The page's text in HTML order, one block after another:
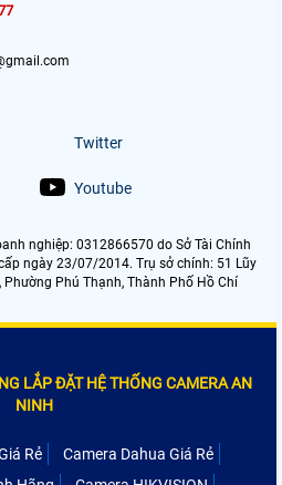
Twitter
Youtube
nghiệp: 0312866570 do Sở Tài Chính
ngày 23/07/2014. Trụ sở chính: 51 Lũy
Phường Phú Thạnh, Thành Phố Hồ Chí
LẮP ĐẶT HỆ THỐNG CAMERA AN
NINH
Rẻ
Camera Dahua Giá Rẻ